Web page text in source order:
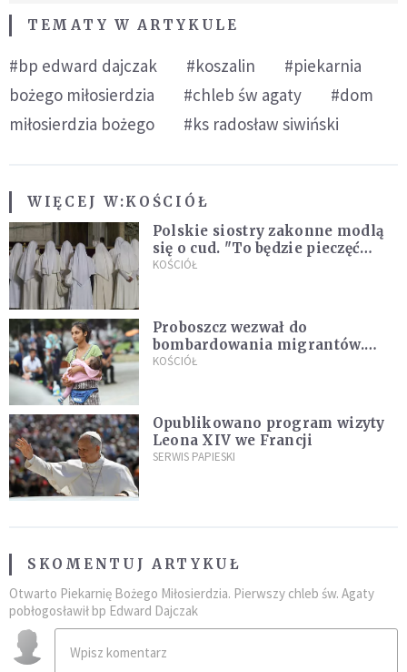
TEMATY W ARTYKULE
#bp edward dajczak #koszalin
#piekarnia
bożego miłosierdzia
#chleb św agaty
#dom
miłosierdzia bożego
#ks radosław siwiński
WIĘCEJ W:KOŚCIÓŁ
Polskie siostry zakonne modlą
się o cud. "To będzie pieczęć
Pana Boga dla naszej wiary"
KOŚCIÓŁ
Proboszcz wezwał do
bombardowania migrantów.
"Masowy ogień przeciwko
KOŚCIÓŁ
Opublikowano program wizyty
Leona XIV we Francji
SERWIS PAPIESKI
SKOMENTUJ ARTYKUŁ
Otwarto Piekarnię Bożego Miłosierdzia. Pierwszy chleb św. Agaty
pobłogosławił bp Edward Dajczak